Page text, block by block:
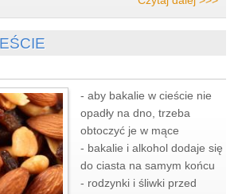
- aby bakalie w cieście nie
opadły na dno, trzeba
obtoczyć je w mące
- bakalie i alkohol dodaje się
do ciasta na samym końcu
- rodzynki i śliwki przed